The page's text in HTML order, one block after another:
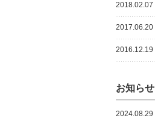
2018.02.07
2017.06.20
2016.12.19
お知らせ
2024.08.29